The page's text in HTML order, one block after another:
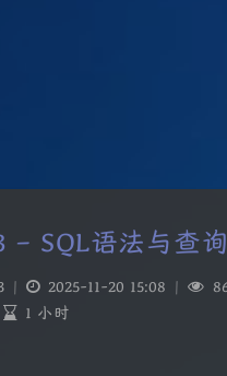
– SQL语法与查
| 2025-11-20 15:08 |
1 小时